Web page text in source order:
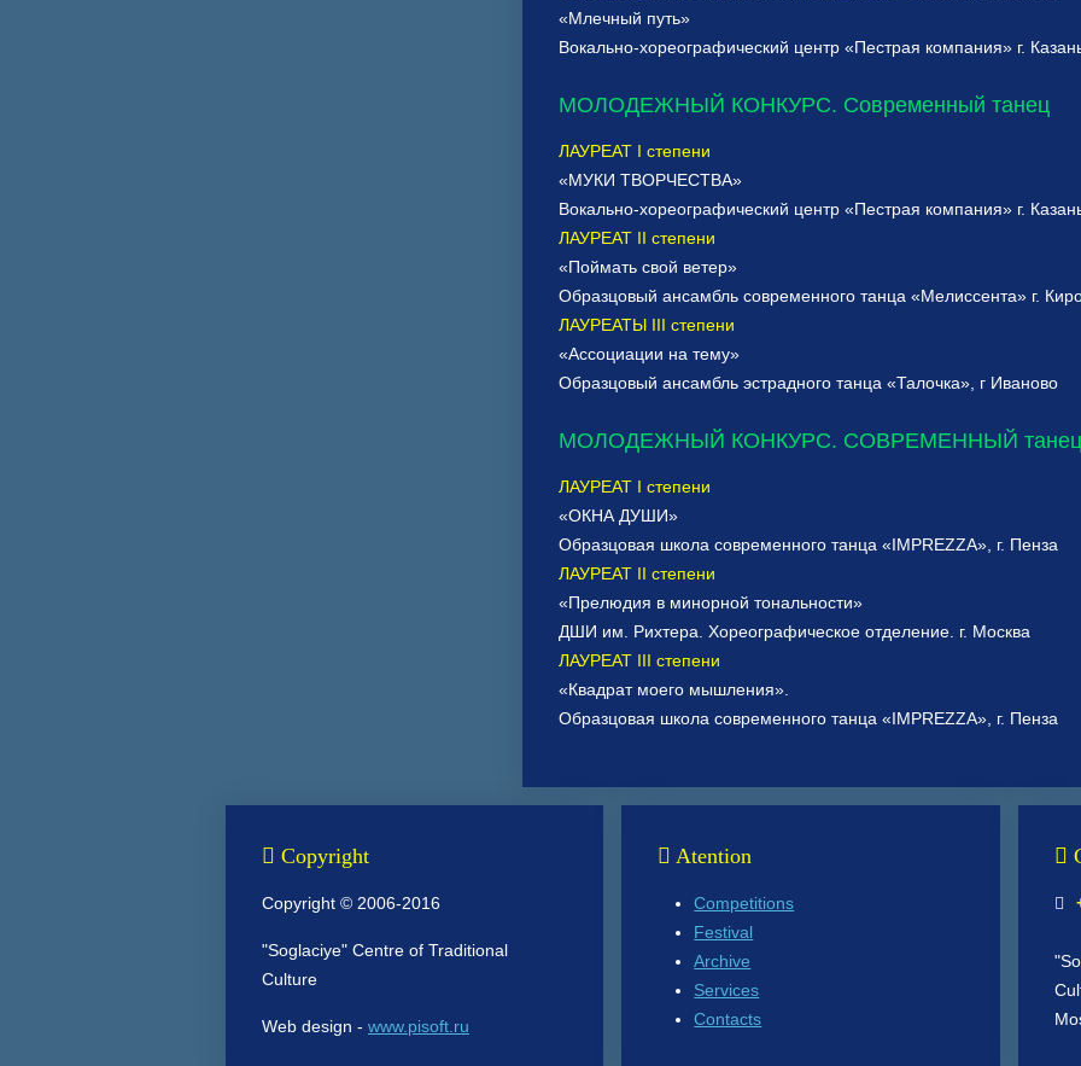
«Млечный путь»
Вокально-хореографический центр «Пестрая компания» г.
МОЛОДЕЖНЫЙ КОНКУРС. Современный танец
ЛАУРЕАТ I степени
«МУКИ ТВОРЧЕСТВА»
Вокально-хореографический центр «Пестрая компания» г.
ЛАУРЕАТ II степени
«Поймать свой ветер»
Образцовый ансамбль современного танца «Мелиссента» г.
ЛАУРЕАТЫ III степени
«Ассоциации на тему»
Образцовый ансамбль эстрадного танца «Талочка», г Иваново
МОЛОДЕЖНЫЙ КОНКУРС. СОВРЕМЕННЫЙ
ЛАУРЕАТ I степени
«ОКНА ДУШИ»
Образцовая школа современного танца «IMPREZZA», г. Пенза
ЛАУРЕАТ II степени
«Прелюдия в минорной тональности»
ДШИ им. Рихтера. Хореографическое отделение. г. Москва
ЛАУРЕАТ III степени
«Квадрат моего мышления».
Образцовая школа современного танца «IMPREZZA», г. Пенза
Copyright
Copyright © 2006-2016
"Soglaciye" Centre of Traditional
Culture
Web design - www.pisoft.ru
Atention
Competitions
Festival
Archive
Services
Contacts